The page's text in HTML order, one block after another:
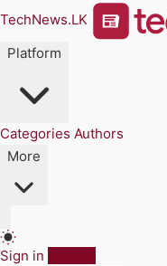
TechNews.LK
Platform
Categories Authors
More
Sign in